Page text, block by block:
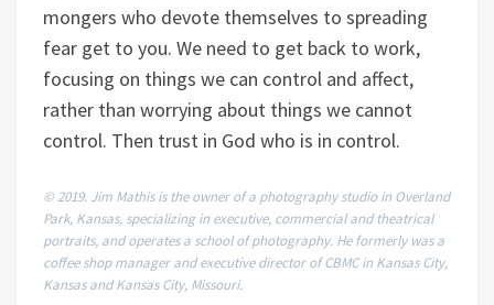
mongers who devote themselves to spreading
fear get to you. We need to get back to work,
focusing on things we can control and affect,
rather than worrying about things we cannot
control. Then trust in God who is in control.
© 2019. Jim Mathis is the owner of a photography studio in Overland
Park, Kansas, specializing in executive, commercial and theatrical
portraits, and operates a school of photography. He formerly was a
coffee shop manager and executive director of CBMC in Kansas City,
Kansas and Kansas City, Missouri.